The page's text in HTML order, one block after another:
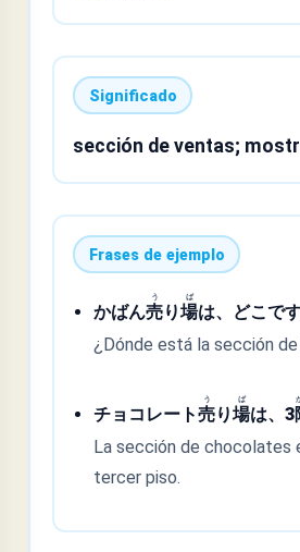
Significado
sección de ventas;
Frases de ejemplo
かばん売
う
り場
ば
は、どこで
¿Dónde está la sección
チョコレート売
う
り場
ば
は、3
La sección de chocolates
tercer piso.